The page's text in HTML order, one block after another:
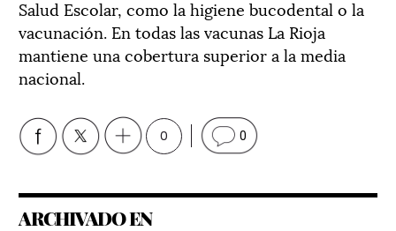
Salud Escolar, como la higiene bucodental o la
vacunación. En todas las vacunas La Rioja
mantiene una cobertura superior a la media
nacional.
0 0
ARCHIVADO EN